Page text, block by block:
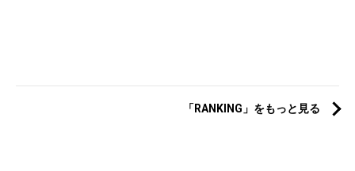
「RANKING」をもっと見る